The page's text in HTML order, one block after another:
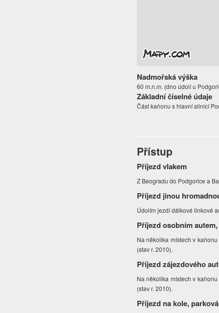
Nadmořská výška
60 m.n.m. (dno údolí u
Základní číselné údaje
Část kaňonu s hlavní silnicí
Přístup
Příjezd vlakem
Z Beogradu do Podgorice a
Příjezd jinou
Údolím jezdí dálkové linkové
Příjezd osobním
Na několika místech v
(stav r. 2010).
Příjezd zájezdového
Na několika místech v
(stav r. 2010).
Příjezd na kole,